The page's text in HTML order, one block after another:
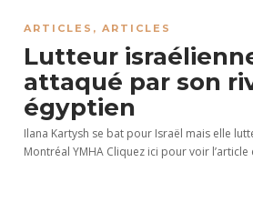
ARTICLES , ARTICLES
Lutteur
attaqué par son
égyptien
Ilana Kartysh se bat pour Israël mais elle
Montréal YMHA Cliquez ici pour voir l’article